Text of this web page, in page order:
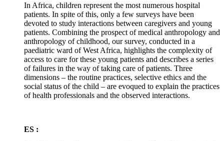
In Africa, children represent the most numerous hospital
patients. In spite of this, only a few surveys have been
devoted to study interactions between caregivers and young
patients. Combining the prospect of medical anthropology and
anthropology of childhood, our survey, conducted in a
paediatric ward of West Africa, highlights the complexity of
access to care for these young patients and describes a series
of failures in the way of taking care of patients. Three
dimensions – the routine practices, selective ethics and the
social status of the child – are evoqued to explain the practices
of health professionals and the observed interactions.
ES :